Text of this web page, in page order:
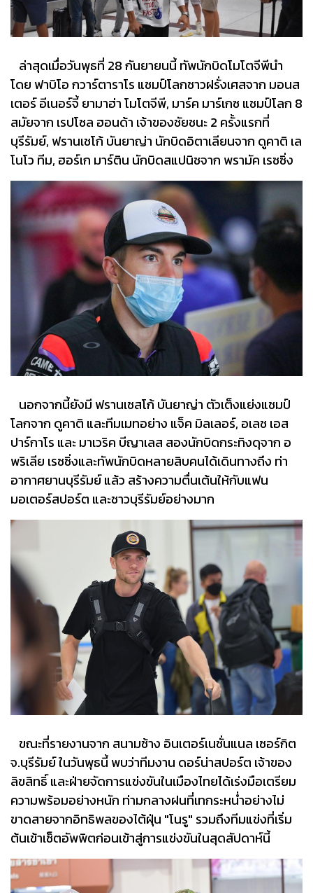
ล่าสุดเมื่อวันพุธที่ 28 กันยายนนี้ ทัพนักบิดโมโตจีพีนำ
โดย ฟาบิโอ กวาร์ตาราโร แชมป์โลกชาวฝรั่งเศสจาก มอนส
เตอร์ อีเนอร์จี้ ยามาฮ่า โมโตจีพี, มาร์ค มาร์เกซ แชมป์โลก 8
สมัยจาก เรปโซล ฮอนด้า เจ้าของชัยชนะ 2 ครั้งแรกที่
บุรีรัมย์, ฟรานเชโก้ บันยาญ่า นักบิดอิตาเลียนจาก ดูคาติ เล
โนโว ทีม, ฮอร์เก มาร์ติน นักบิดสแปนิชจาก พรามัค เรซซิ่ง
นอกจากนี้ยังมี ฟรานเชสโก้ บันยาญ่า ตัวเต็งแย่งแชมป์
โลกจาก ดูคาติ และทีมเมทอย่าง แจ็ค มิลเลอร์, อเลช เอส
ปาร์กาโร และ มาเวริค บีญาเลส สองนักบิดกระทิงดุจาก อ
พริเลีย เรซซิ่งและทัพนักบิดหลายสิบคนได้เดินทางถึง ท่า
อากาศยานบุรีรัมย์ แล้ว สร้างความตื่นเต้นให้กับแฟน
มอเตอร์สปอร์ต และชาวบุรีรัมย์อย่างมาก
ขณะที่รายงานจาก สนามช้าง อินเตอร์เนชั่นแนล เซอร์กิต
จ.บุรีรัมย์ ในวันพุธนี้ พบว่าทีมงาน ดอร์น่าสปอร์ต เจ้าของ
ลิขสิทธิ์ และฝ่ายจัดการแข่งขันในเมืองไทยได้เร่งมือเตรียม
ความพร้อมอย่างหนัก ท่ามกลางฝนที่เทกระหน่ำอย่างไม่
ขาดสายจากอิทธิพลของไต้ฝุ่น "โนรู" รวมถึงทีมแข่งที่เริ่ม
ต้นเข้าเซ็ตอัพพิตก่อนเข้าสู่การแข่งขันในสุดสัปดาห์นี้